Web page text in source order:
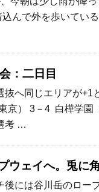
んで外を歩いてい
：二日目
抜へ同じエリアが+1
京） 3－4 白樺学園
考 …
ウェイへ。兎に
には谷川岳のロー